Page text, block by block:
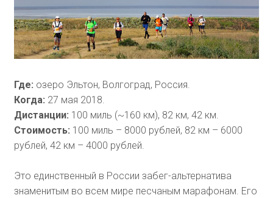
Где: озеро Эльтон, Волгоград, Россия.
Когда: 27 мая 2018.
Дистанции: 100 миль (~160 км), 82 км, 42 км.
Стоимость: 100 миль – 8000 рублей, 82 км – 6000
рублей, 42 км – 4000 рублей.
Это единственный в России забег-альтернатива
знаменитым во всем мире песчаным марафонам. Его